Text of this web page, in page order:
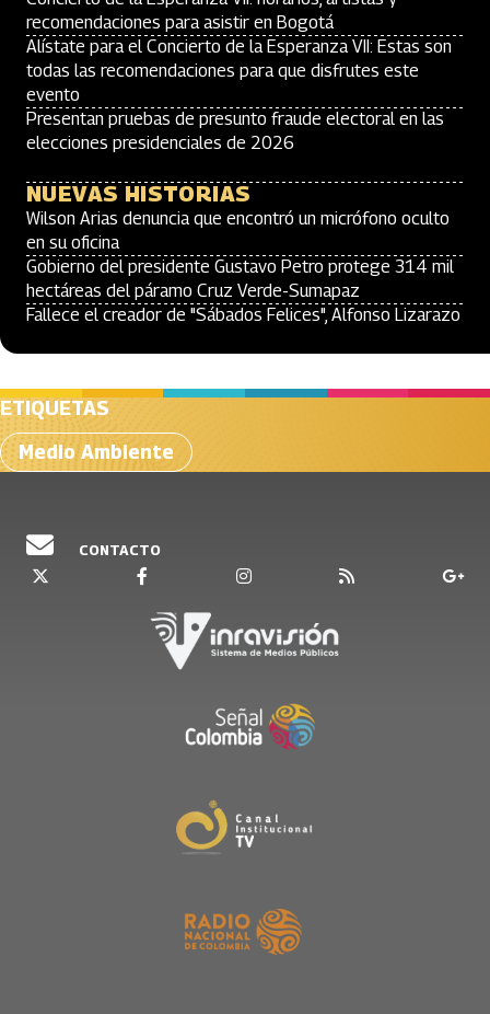
recomendaciones para asistir en Bogotá
Alístate para el Concierto de la Esperanza VII: Estas son
todas las recomendaciones para que disfrutes este
evento
Presentan pruebas de presunto fraude electoral en las
elecciones presidenciales de 2026
NUEVAS HISTORIAS
Wilson Arias denuncia que encontró un micrófono oculto
en su oficina
Gobierno del presidente Gustavo Petro protege 314 mil
hectáreas del páramo Cruz Verde-Sumapaz
Fallece el creador de "Sábados Felices", Alfonso Lizarazo
ETIQUETAS
Medio Ambiente
CONTACTO